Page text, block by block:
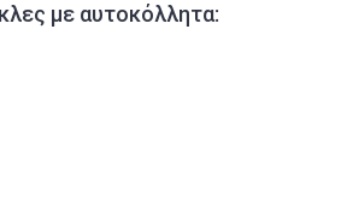
με αυτοκόλλητα: